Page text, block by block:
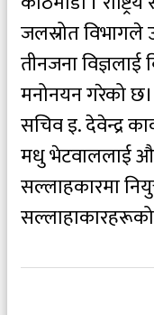
जलस्रोत विभागले
तीनजना विज्ञलाई
मनोनयन गरेको
सचिव इ. देवेन्द्र
मधु भेटवाललाई
सल्लाहकारमा